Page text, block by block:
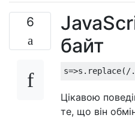
6
байт
Цікавою
те, що він